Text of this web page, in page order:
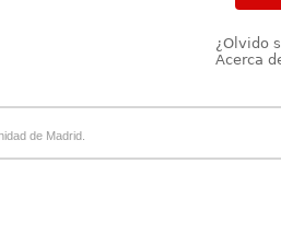
¿Olvido
Acerca
de Madrid.